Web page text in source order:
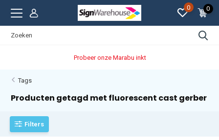
0 0
Probeer onze Marabu inkt
Tags
Producten getagd met fluorescent cast gerber
Filters